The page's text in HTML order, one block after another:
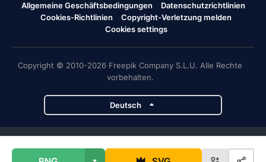
Allgemeine Geschäftsbedingungen
Datenschutzrichtlinien
Cookies-Richtlinien
Copyright-Verletzung melden
Cookies settings
Copyright © 2010-2026 Freepik Company S.L.U. Alle Rechte
vorbehalten.
Deutsch